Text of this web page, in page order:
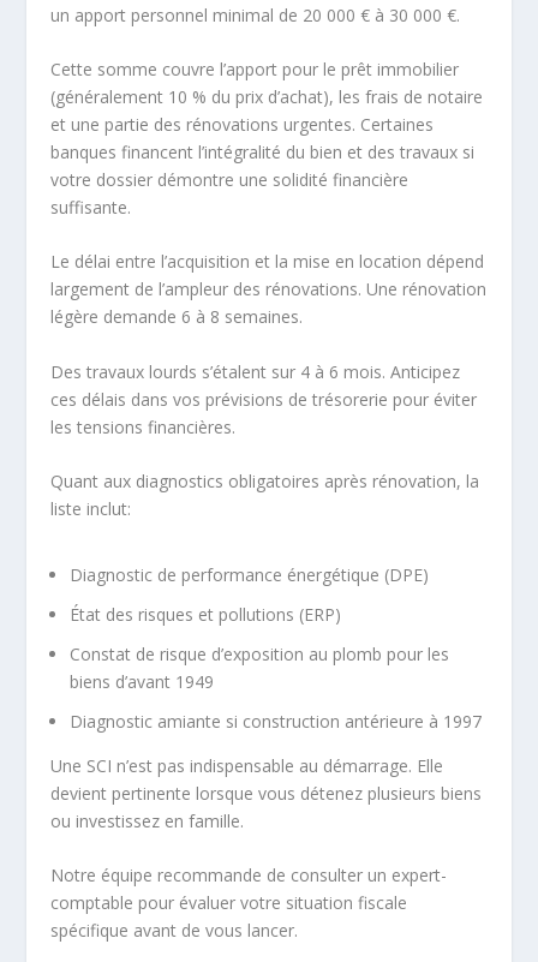
un apport personnel minimal de 20 000 € à 30 000 €.
Cette somme couvre l’apport pour le prêt immobilier
(généralement 10 % du prix d’achat), les frais de notaire
et une partie des rénovations urgentes. Certaines
banques financent l’intégralité du bien et des travaux si
votre dossier démontre une solidité financière
suffisante.
Le délai entre l’acquisition et la mise en location dépend
largement de l’ampleur des rénovations. Une rénovation
légère demande 6 à 8 semaines.
Des travaux lourds s’étalent sur 4 à 6 mois. Anticipez
ces délais dans vos prévisions de trésorerie pour éviter
les tensions financières.
Quant aux diagnostics obligatoires après rénovation, la
liste inclut:
Diagnostic de performance énergétique (DPE)
État des risques et pollutions (ERP)
Constat de risque d’exposition au plomb pour les
biens d’avant 1949
Diagnostic amiante si construction antérieure à 1997
Une SCI n’est pas indispensable au démarrage. Elle
devient pertinente lorsque vous détenez plusieurs biens
ou investissez en famille.
Notre équipe recommande de consulter un expert-
comptable pour évaluer votre situation fiscale
spécifique avant de vous lancer.